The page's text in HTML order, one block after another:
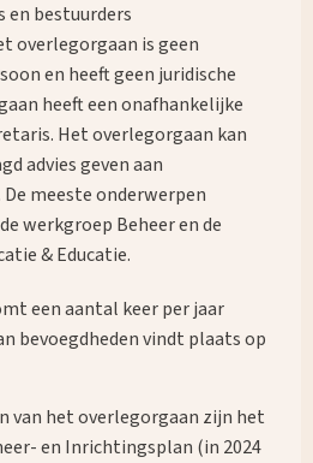
en bestuurders
overlegorgaan is geen
en heeft geen juridische
heeft een onafhankelijke
Het overlegorgaan kan
advies geven aan
meeste onderwerpen
werkgroep Beheer en de
& Educatie.
een aantal keer per jaar
bevoegdheden vindt plaats op
van het overlegorgaan zijn het
en Inrichtingsplan (in 2024